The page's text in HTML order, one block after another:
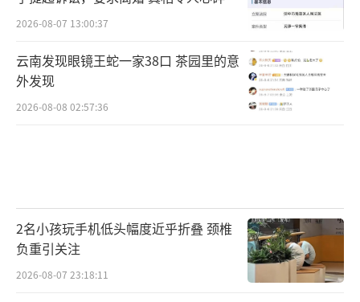
2026-08-07 13:00:37
云南发现眼镜王蛇一家38口 茶园里的意
外发现
2026-08-08 02:57:36
2名小孩玩手机低头幅度近乎折叠 颈椎
负重引关注
2026-08-07 23:18:11